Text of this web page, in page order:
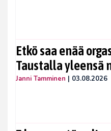
Etkö saa enää
Taustalla yleensä
Janni Tamminen | 03.08.2026